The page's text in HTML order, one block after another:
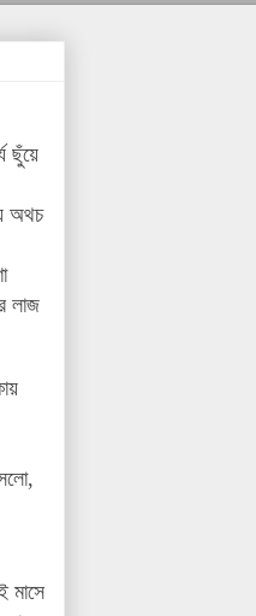
ছুঁয়ে
অথচ
লাজ
মাসে